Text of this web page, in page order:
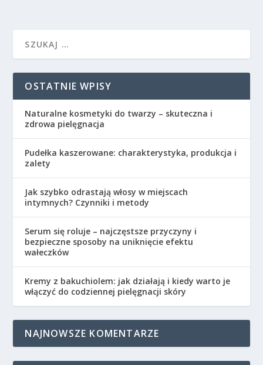
OSTATNIE WPISY
Naturalne kosmetyki do twarzy – skuteczna i
zdrowa pielęgnacja
Pudełka kaszerowane: charakterystyka, produkcja i
zalety
Jak szybko odrastają włosy w miejscach
intymnych? Czynniki i metody
Serum się roluje – najczęstsze przyczyny i
bezpieczne sposoby na uniknięcie efektu
wałeczków
Kremy z bakuchiolem: jak działają i kiedy warto je
włączyć do codziennej pielęgnacji skóry
NAJNOWSZE KOMENTARZE